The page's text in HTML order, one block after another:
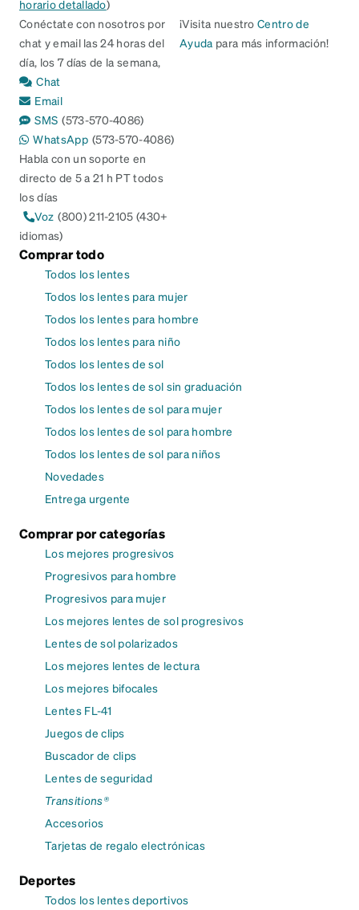
horario detallado)
Conéctate con nosotros por
chat y email las 24 horas del
día, los 7 días de la semana,
Chat
Email
SMS (573-570-4086)
WhatsApp (573-570-4086)
Habla con un soporte en
directo de 5 a 21 h PT todos
los días
Voz (800) 211-2105 (430+
idiomas)
¡Visita nuestroCentro de
Ayuda para más información!
Comprar todo
Todos los lentes
Todos los lentes para mujer
Todos los lentes para hombre
Todos los lentes para niño
Todos los lentes de sol
Todos los lentes de sol sin graduación
Todos los lentes de sol para mujer
Todos los lentes de sol para hombre
Todos los lentes de sol para niños
Novedades
Entrega urgente
Comprar por categorías
Los mejores progresivos
Progresivos para hombre
Progresivos para mujer
Los mejores lentes de sol progresivos
Lentes de sol polarizados
Los mejores lentes de lectura
Los mejores bifocales
Lentes FL-41
Juegos de clips
Buscador de clips
Lentes de seguridad
Transitions®
Accesorios
Tarjetas de regalo electrónicas
Deportes
Todos los lentes deportivos